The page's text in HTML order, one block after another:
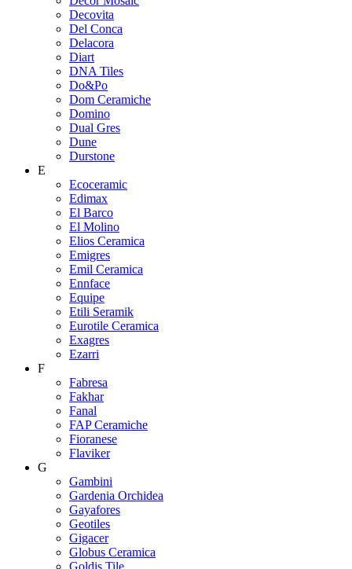
Decovita
Del Conca
Delacora
Diart
DNA Tiles
Do&Po
Dom Ceramiche
Domino
Dual Gres
Dune
Durstone
E
Ecoceramic
Edimax
El Barco
El Molino
Elios Ceramica
Emigres
Emil Ceramica
Ennface
Equipe
Etili Seramik
Eurotile Ceramica
Exagres
Ezarri
F
Fabresa
Fakhar
Fanal
FAP Ceramiche
Fioranese
Flaviker
G
Gambini
Gardenia Orchidea
Gayafores
Geotiles
Gigacer
Globus Ceramica
Goldis Tile